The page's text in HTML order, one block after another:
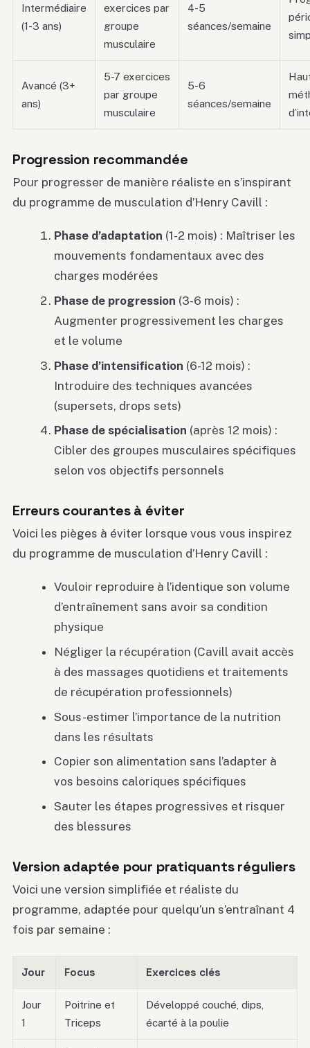
Intermédiaire
(1-3 ans)
exercices par
groupe
musculaire
4-5
séances/semaine
Avancé (3+
ans)
5-7 exercices
par groupe
musculaire
5-6
séances/semaine
Progression recommandée
Pour progresser de manière réaliste en s’inspirant
du programme de musculation d’Henry Cavill :
Phase d’adaptation (1-2 mois) : Maîtriser les
mouvements fondamentaux avec des
charges modérées
Phase de progression (3-6 mois) :
Augmenter progressivement les charges
et le volume
Phase d’intensification (6-12 mois) :
Introduire des techniques avancées
(supersets, drops sets)
Phase de spécialisation (après 12 mois) :
Cibler des groupes musculaires spécifiques
selon vos objectifs personnels
Erreurs courantes à éviter
Voici les pièges à éviter lorsque vous vous inspirez
du programme de musculation d’Henry Cavill :
Vouloir reproduire à l’identique son volume
d’entraînement sans avoir sa condition
physique
Négliger la récupération (Cavill avait accès
à des massages quotidiens et traitements
de récupération professionnels)
Sous-estimer l’importance de la nutrition
dans les résultats
Copier son alimentation sans l’adapter à
vos besoins caloriques spécifiques
Sauter les étapes progressives et risquer
des blessures
Version adaptée pour pratiquants réguliers
Voici une version simplifiée et réaliste du
programme, adaptée pour quelqu’un s’entraînant 4
fois par semaine :
Jour Focus Exercices clés
Jour
1
Poitrine et
Triceps
Développé couché, dips,
écarté à la poulie